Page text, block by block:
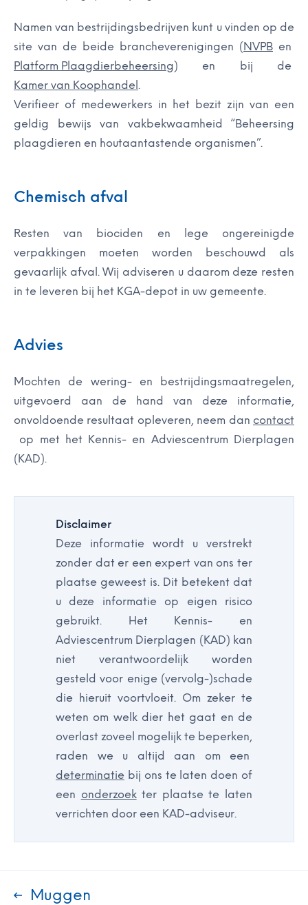
Muggen
Namen van bestrijdingsbedrijven kunt u vinden op de
site van de beide brancheverenigingen (NVPB en
Platform Plaagdierbeheersing) en bij de
Kamer van Koophandel .
Verifieer of medewerkers in het bezit zijn van een
geldig bewijs van vakbekwaamheid “Beheersing
plaagdieren en houtaantastende organismen”.
Chemisch afval
Resten van biociden en lege ongereinigde
verpakkingen moeten worden beschouwd als
gevaarlijk afval. Wij adviseren u daarom deze resten
in te leveren bij het KGA-depot in uw gemeente.
Advies
Mochten de wering- en bestrijdingsmaatregelen,
uitgevoerd aan de hand van deze informatie,
onvoldoende resultaat opleveren, neem dan contact
op met het Kennis- en Adviescentrum Dierplagen
(KAD).
Disclaimer
Deze informatie wordt u verstrekt
zonder dat er een expert van ons ter
plaatse geweest is. Dit betekent dat
u deze informatie op eigen risico
gebruikt. Het Kennis- en
Adviescentrum Dierplagen (KAD) kan
niet verantwoordelijk worden
gesteld voor enige (vervolg-)schade
die hieruit voortvloeit. Om zeker te
weten om welk dier het gaat en de
overlast zoveel mogelijk te beperken,
raden we u altijd aan om een
determinatie bij ons te laten doen of
een onderzoekter plaatse te laten
verrichten door een KAD-adviseur.